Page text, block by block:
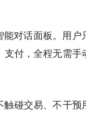
对话面板。用户
付，全程无需手
碰交易、不干预